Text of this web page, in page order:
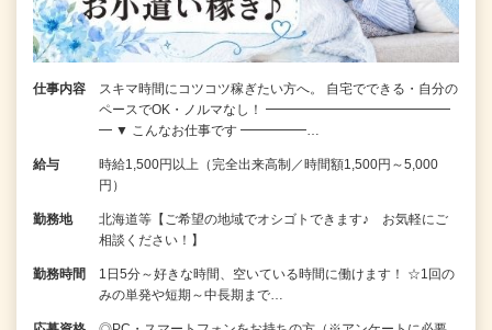
仕事内容
スキマ時間にコツコツ稼ぎたい方へ。 自宅でできる・自分の
ペースでOK・ノルマなし！ ━━━━━━━━━━━━━━
━ ▼ こんなお仕事です ━━━━━…
給与
時給1,500円以上（完全出来高制／時間額1,500円～5,000
円）
勤務地
北海道等【ご希望の地域でオシゴトできます♪ お気軽にご
相談ください！】
勤務時間
1日5分～好きな時間、空いている時間に働けます！ ☆1回の
みの単発や短期～中長期まで…